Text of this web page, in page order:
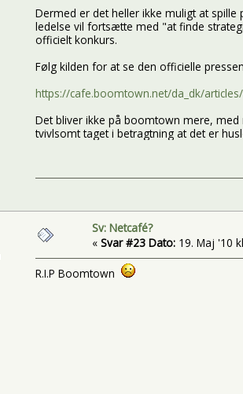
Dermed er det heller ikke muligt at
ledelse vil fortsætte med "at finde
officielt konkurs.
Følg kilden for at se den officielle
https://cafe.boomtown.net/da_dk/
Det bliver ikke på boomtown mere,
tvivlsomt taget i betragtning at det er
Sv: Netcafé?
« Svar #23 Dato:19. Maj '10
R.I.P Boomtown